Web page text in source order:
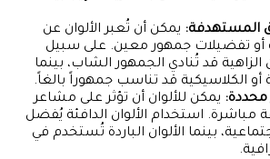
المستهدفة: يمكن أن تُعبر الألوان عن
أو تفضيلات جمهور معين. على سبيل
الزاهية قد تُنادي الجمهور الشاب، بينما
أو الكلاسيكية قد تناسب جمهوراً بالغاً.
محددة: يمكن للألوان أن تؤثر على مشاعر
مباشرة. استخدام الألوان الدافئة يُفضل
بينما الألوان الباردة تُستخدم في